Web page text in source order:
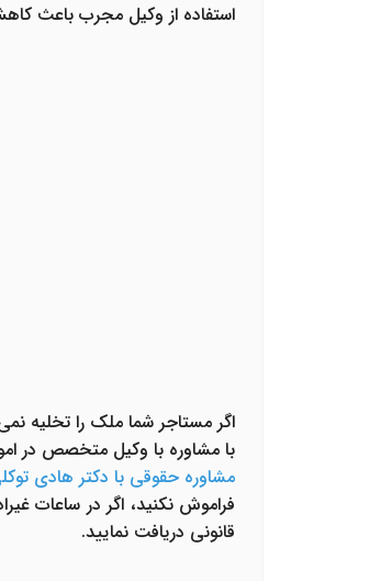
استفاده از وکیل مجرب باعث
اگر مستاجر شما ملک را تخلیه
با مشاوره با وکیل متخصص در
مشاوره حقوقی با دکتر هادی
فراموش نکنید، اگر در ساعات
قانونی دریافت نمایید.